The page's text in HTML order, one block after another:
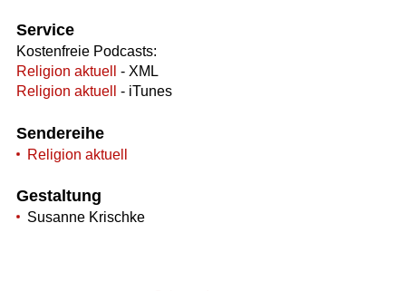
Service
Kostenfreie Podcasts:
Religion aktuell
- XML
Religion aktuell
- iTunes
Sendereihe
Religion aktuell
Gestaltung
Susanne Krischke